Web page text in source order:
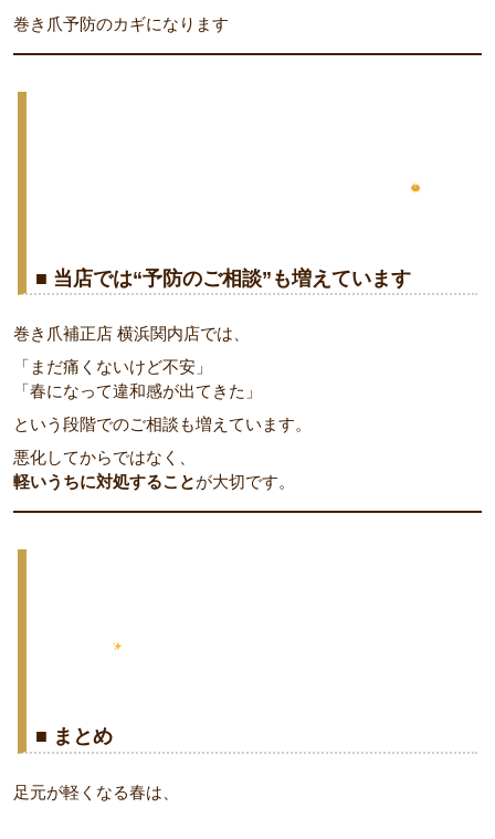
巻き爪予防のカギになります
■ 当店では“予防のご相談”も増えています
巻き爪補正店 横浜関内店では、
「まだ痛くないけど不安」
「春になって違和感が出てきた」
という段階でのご相談も増えています。
悪化してからではなく、
軽いうちに対処することが大切です。
■ まとめ
足元が軽くなる春は、